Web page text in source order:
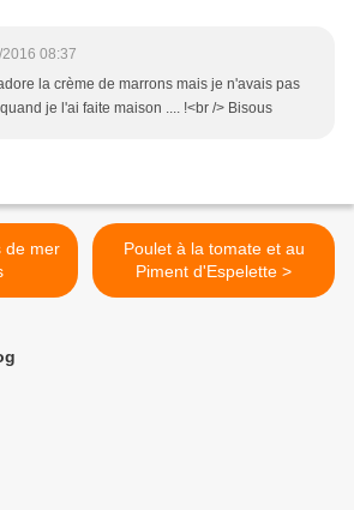
08:37
la crème de marrons mais je n'avais pas
je l'ai faite maison .... !<br /> Bisous
Poulet à la tomate et au
Piment d'Espelette >